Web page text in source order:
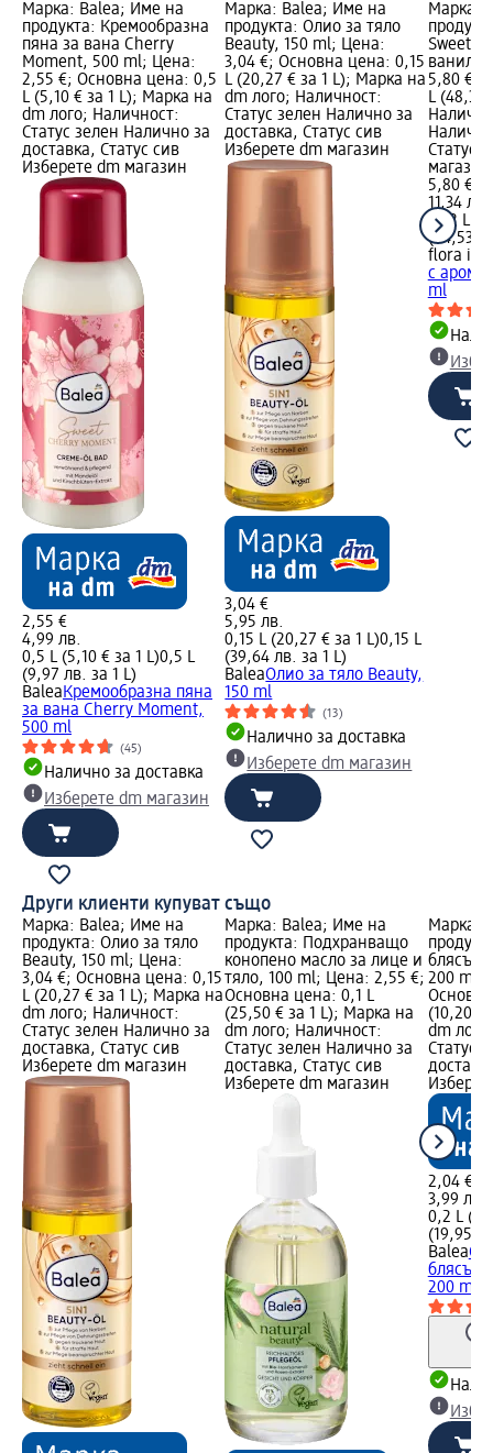
Марка: Balea; Име на
продукта: Кремообразна
пяна за вана Cherry
Moment, 500 ml; Цена:
2,55 €; Основна цена: 0,5
L (5,10 € за 1 L); Марка на
dm лого; Наличност:
Статус зелен Налично за
доставка, Статус сив
Изберете dm магазин
2,55 €
4,99 лв.
0,5 L (5,10 € за 1 L)0,5 L
(9,97 лв. за 1 L)
BaleaКремообразна пяна
за вана Cherry Moment,
500 ml
(45)
Налично за доставка
Изберете dm магазин
Марка: Balea; Име на
продукта: Олио за тяло
Beauty, 150 ml; Цена:
3,04 €; Основна цена: 0,15
L (20,27 € за 1 L); Марка на
dm лого; Наличност:
Статус зелен Налично за
доставка, Статус сив
Изберете dm магазин
3,04 €
5,95 лв.
0,15 L (20,27 € за 1 L)0,15 L
(39,64 лв. за 1 L)
BaleaОлио за тяло Beauty,
150 ml
(13)
Налично за доставка
Изберете dm магазин
Марка:
Sweet с
5,80 €;
L (48,33
Статус
магазин
5,80 €
11,34 лв.
0,12 L
(94,53
flora is
с
ml
Други клиенти купуват също
Марка: Balea; Име на
продукта: Олио за тяло
Beauty, 150 ml; Цена:
3,04 €; Основна цена: 0,15
L (20,27 € за 1 L); Марка на
dm лого; Наличност:
Статус зелен Налично за
доставка, Статус сив
Изберете dm магазин
Марка: Balea; Име на
продукта: Подхранващо
конопено масло за лице и
тяло, 100 ml; Цена: 2,55 €;
Основна цена: 0,1 L
(25,50 € за 1 L); Марка на
dm лого; Наличност:
Статус зелен Налично за
доставка, Статус сив
Изберете dm магазин
Марка:
блясък
200 ml;
(10,20 €
dm
Статус
2,04 €
3,99 лв.
0,2 L
(19,95
Balea
блясък
200 ml